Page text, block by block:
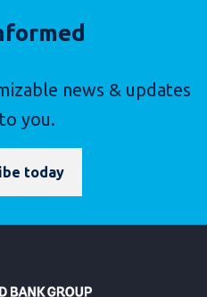
news & updates
you.
today